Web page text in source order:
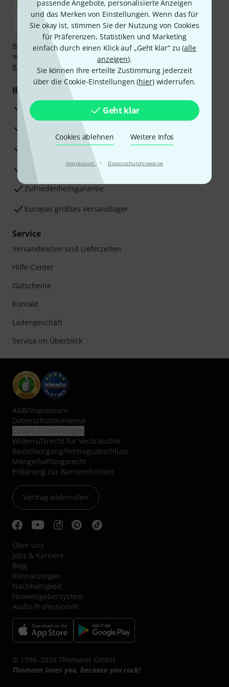
passende Angebote, personalisierte Anzeigen
und das Merken von Einstellungen. Wenn das für
Sie okay ist, stimmen Sie der Nutzung von Cookies
für Präferenzen, Statistiken und Marketing
einfach durch einen Klick auf „Geht klar“ zu (alle
anzeigen).
Sie können Ihre erteilte Zustimmung jederzeit
über die Cookie-Einstellungen (hier) widerrufen.
Geht klar
Cookies ablehnen Weitere Infos
Impressum · Datenschutzhinweise
Bezahlen Sie vertraulich und sicher per Nachnahme,
Vorkasse, PayPal, Amazon Pay,Klarna Sofort bezahlen
Klarna Ratenzahlungoder Kreditkarte.
Ihre Vorteile
3 Jahre Thomann Garantie
30 Tage Money-Back-Garantie
Reparaturservice
Beratung durch Fachexperten
Zufriedenheitsgarantie
Europas größtes Versandlager
Service
Versandkosten und Lieferzeiten
Hilfe-Center
Gutscheine
Kontakt
Ladengeschäft
Service im Überblick
AGB/Impressum
Datenschutzhinweise
Widerrufsrecht für Verbraucher
Bestellvorgang/Vertragsabschluss
Mängelhaftungsrecht
Erklärung zur Barrierefreiheit
Vertrag widerrufen
Über uns
Jobs & Karriere
Blog
Kleinanzeigen
Nachhaltigkeit
Hinweisgebersystem
Audio Professionell
© 1996–2026 Thomann GmbH.
Thomann loves you, because you rock!